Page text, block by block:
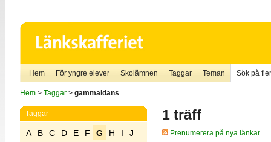
Hem För yngre elever Skolämnen Taggar Teman Sök på
Hem> Taggar> gammaldans
Taggar
A B C D E F G H I
J
1 träff
Prenumerera på nya länkar